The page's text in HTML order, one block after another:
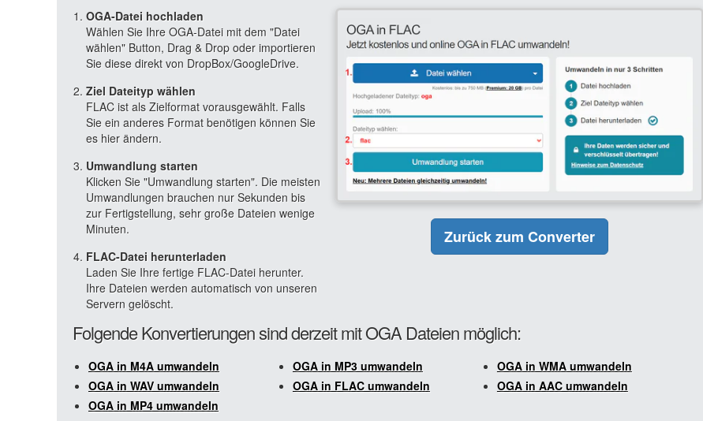
OGA-Datei hochladen
Wählen Sie Ihre OGA-Datei mit dem "Datei
wählen" Button, Drag & Drop oder importieren
Sie diese direkt von DropBox/GoogleDrive.
Ziel Dateityp wählen
FLAC ist als Zielformat vorausgewählt. Falls
Sie ein anderes Format benötigen können Sie
es hier ändern.
Umwandlung starten
Klicken Sie "Umwandlung starten". Die meisten
Umwandlungen brauchen nur Sekunden bis
zur Fertigstellung, sehr große Dateien wenige
Minuten.
FLAC-Datei herunterladen
Laden Sie Ihre fertige FLAC-Datei herunter.
Ihre Dateien werden automatisch von unseren
Servern gelöscht.
Zurück zum Converter
Folgende Konvertierungen sind derzeit mit OGA Dateien möglich:
OGA in M4A umwandeln OGA in MP3 umwandeln
OGA in WMA umwandeln
OGA in WAV umwandeln
OGA in FLAC umwandeln
OGA in AAC umwandeln
OGA in MP4 umwandeln